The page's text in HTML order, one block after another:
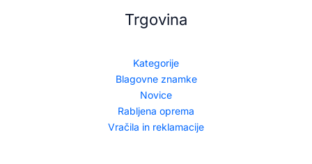
Trgovina
Kategorije
Blagovne znamke
Novice
Rabljena oprema
Vračila in reklamacije